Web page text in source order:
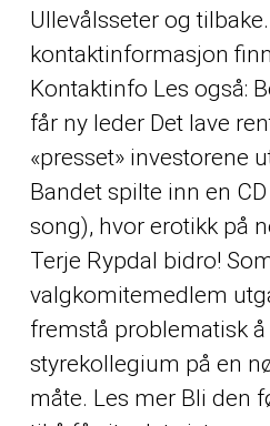
Ullevålsseter og
kontaktinformasjon
Kontaktinfo Les også:
får ny leder Det lave
«presset» investorene
Bandet spilte inn en
song), hvor erotikk på
Terje Rypdal bidro!
valgkomitemedlem
fremstå problematisk
styrekollegium på en
måte. Les mer Bli den